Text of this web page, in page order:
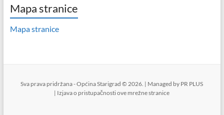
Mapa stranice
Mapa stranice
Sva prava pridržana - Općina Starigrad © 2026. | Managed by PR PLUS
| Izjava o pristupačnosti ove mrežne stranice